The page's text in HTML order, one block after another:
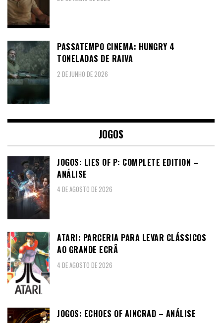
PASSATEMPO CINEMA: HUNGRY 4
TONELADAS DE RAIVA
2 DE JUNHO DE 2026
JOGOS
JOGOS: LIES OF P: COMPLETE EDITION –
ANÁLISE
4 DE AGOSTO DE 2026
ATARI: PARCERIA PARA LEVAR CLÁSSICOS
AO GRANDE ECRÃ
4 DE AGOSTO DE 2026
JOGOS: ECHOES OF AINCRAD – ANÁLISE